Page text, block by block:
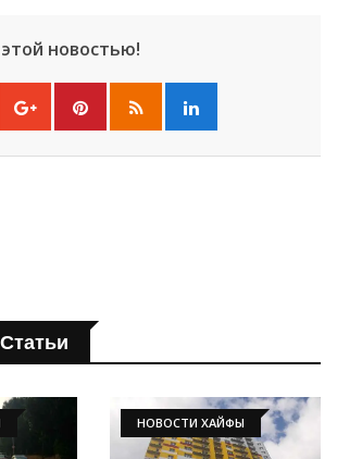
Искать
новостью!
НОВОСТИ ХАЙФЫ